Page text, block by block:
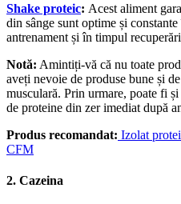
Shake proteic: Acest aliment
din sânge sunt optime și
antrenament și în timpul
Notă: Amintiți-vă că nu toate
aveți nevoie de produse bune și
musculară. Prin urmare, poate fi
de proteine din zer imediat după
Produs recomandat: Izolat
CFM
2. Cazeina